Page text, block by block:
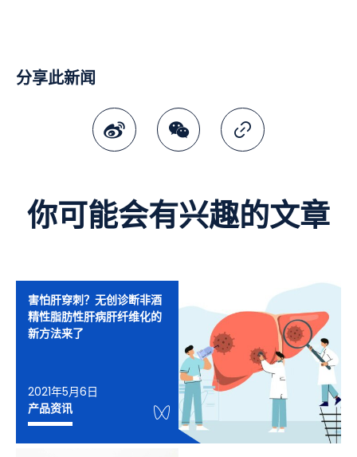
分享此新闻
你可能会有兴趣的文章
害怕肝穿刺？无创诊断非酒
精性脂肪性肝病肝纤维化的
新方法来了
产品资讯
2021年5月6日
WeChat Knowledge